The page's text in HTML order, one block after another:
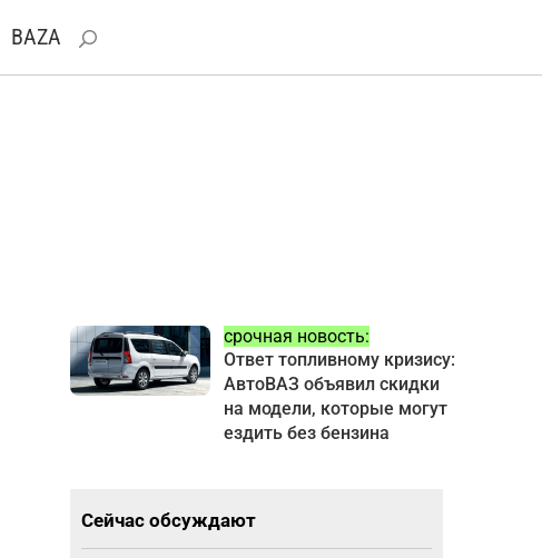
BAZA
срочная новость:
Ответ топливному кризису:
АвтоВАЗ объявил скидки
на модели, которые могут
ездить без бензина
Сейчас обсуждают